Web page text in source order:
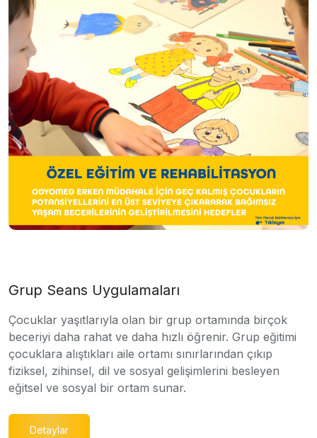
Grup Seans Uygulamaları
Çocuklar yaşıtlarıyla olan bir grup ortamında birçok
beceriyi daha rahat ve daha hızlı öğrenir. Grup eğitimi
çocuklara alıştıkları aile ortamı sınırlarından çıkıp
fiziksel, zihinsel, dil ve sosyal gelişimlerini besleyen
eğitsel ve sosyal bir ortam sunar.
Detaylar